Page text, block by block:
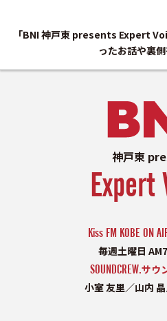
「BNI 神戸東 presents Expert
ったお話や裏
神戸東
Expert
Kiss FM KOBE ON
毎週土曜日
SOUNDCREW.サウ
小室 友里／山内 晶